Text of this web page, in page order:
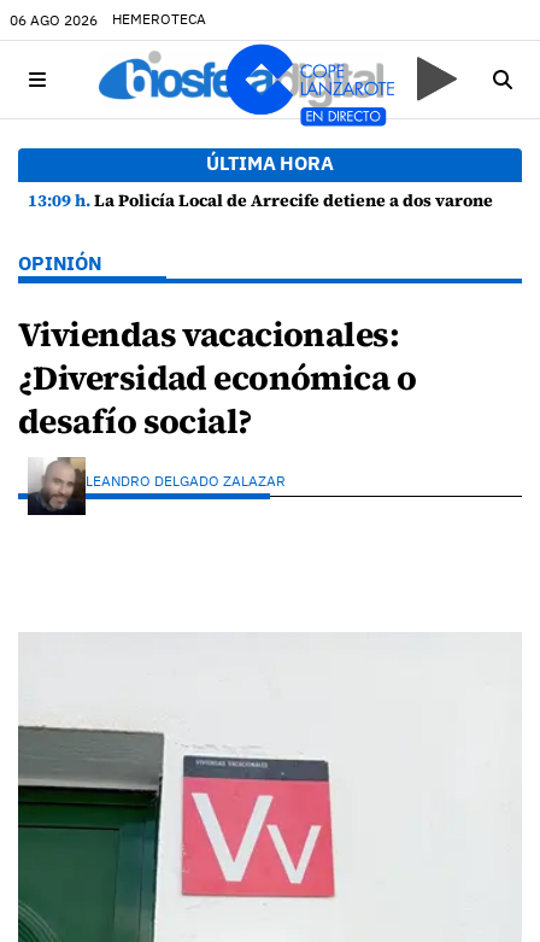
06 AGO 2026 HEMEROTECA
ÚLTIMA HORA
13:09 h.La Policía Local de Arrecife detiene a dos varones por altercado y amenazas con arma blanca
OPINIÓN
Viviendas vacacionales:
¿Diversidad económica o
desafío social?
LEANDRO DELGADO ZALAZAR